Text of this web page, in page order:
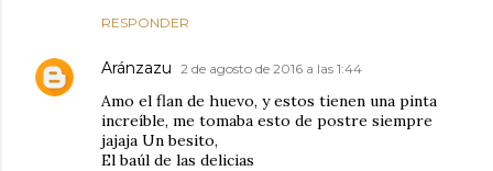
RESPONDER
Aránzazu 2 de agosto de 2016 a las 1:44
Amo el flan de huevo, y estos tienen una pinta
increíble, me tomaba esto de postre siempre
jajaja Un besito,
El baúl de las delicias